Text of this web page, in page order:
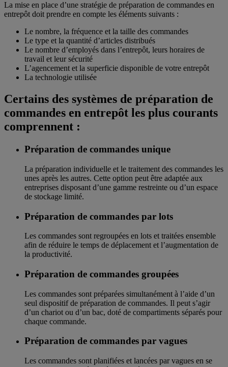
La mise en place d’une stratégie de préparation de commandes en
entrepôt doit prendre en compte les éléments suivants :
Le nombre, la fréquence et la taille des commandes
Le type et la quantité d’articles distribués
Le nombre d’employés dans l’entrepôt, leurs horaires de
travail et leur sécurité
L’agencement et la superficie disponible de votre entrepôt
La technologie utilisée
Certains des systèmes de préparation de
commandes en entrepôt les plus courants
comprennent :
Préparation de commandes unique
La préparation individuelle et le traitement des commandes les
unes après les autres. Cette option peut être adaptée aux
entreprises disposant d’une gamme restreinte ou d’un espace
de stockage limité.
Préparation de commandes par lots
Les commandes sont regroupées en lots et traitées ensemble
afin de réduire le temps de déplacement et l’augmentation de
la productivité.
Préparation de commandes groupées
Les commandes sont préparées simultanément à l’aide d’un
seul dispositif de préparation de commandes. Il peut s’agir
d’un chariot ou d’un bac, doté de compartiments séparés pour
chaque commande.
Préparation de commandes par vagues
Les commandes sont planifiées et lancées par vagues en se